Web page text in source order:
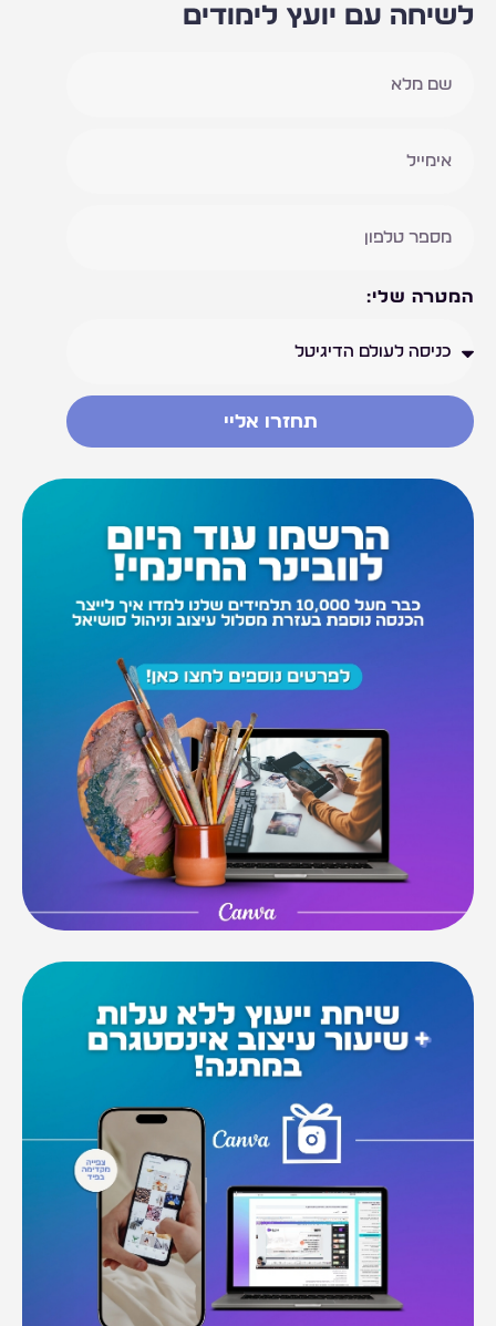
לשיחה עם יועץ לימודים
המטרה שלי:
תחזרו אליי